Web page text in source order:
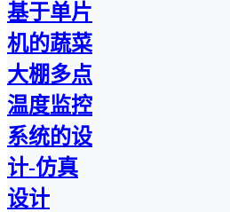
基于单片
机的蔬菜
大棚多点
温度监控
系统的设
计-仿真
设计